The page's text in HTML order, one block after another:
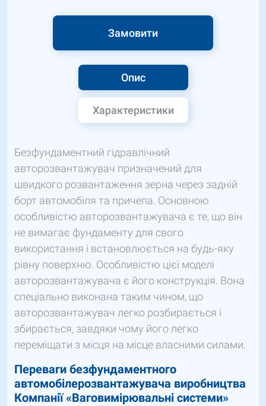
Опис
Характеристики
Замовити
Безфундаментний гідравлічний
авторозвантажувач призначений для
швидкого розвантаження зерна через задній
борт автомобіля та причепа. Основною
особливістю авторозвантажувача є те, що він
не вимагає фундаменту для свого
використання і встановлюється на будь-яку
рівну поверхню. Особливістю цієї моделі
авторозвантажувача є його конструкція. Вона
спеціально виконана таким чином, що
авторозвантажувач легко розбирається і
збирається, завдяки чому його легко
переміщати з місця на місце власними силами.
Переваги безфундаментного
автомобілерозвантажувача виробництва
Компанії «Ваговимірювальні системи»